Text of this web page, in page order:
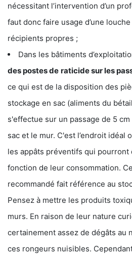
nécessitant l’intervention d’un
faut donc faire usage d’une
récipients propres ;
Dans les bâtiments
des postes de raticide sur les
ce qui est de la disposition des
stockage en sac (aliments du
s'effectue sur un passage de 5
sac et le mur. C'est l’endroit idéal
les appâts préventifs qui
fonction de leur consommation.
recommandé fait référence au
Pensez à mettre les produits
murs. En raison de leur nature
certainement assez de dégâts au
ces rongeurs nuisibles.